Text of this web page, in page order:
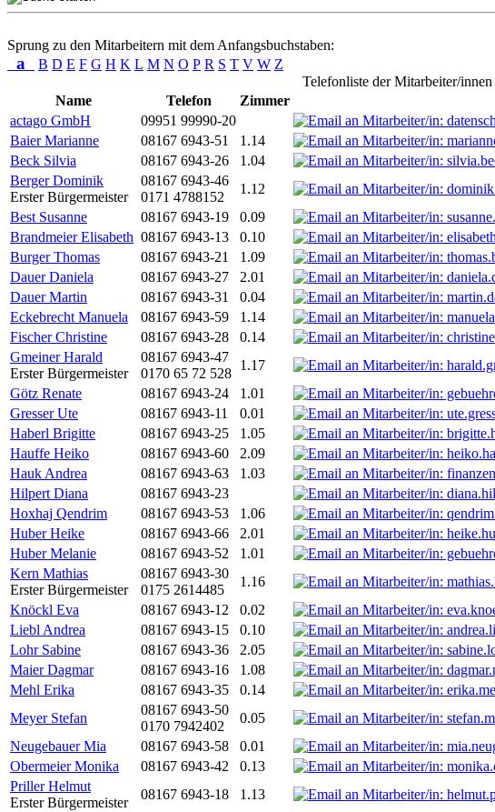
Sprung zu den Mitarbeitern mit dem Anfangsbuchstaben:
a B D E F G H K L M N O P R S T V W Z
Telefonliste der Mitarbeiter/
Name
Telefon Zimmer
actago GmbH
09951 99990-20
Baier Marianne
08167 6943-51 1.14
Beck Silvia
08167 6943-26 1.04
Berger Dominik
Erster Bürgermeister
08167 6943-46
0171 4788152
1.12
Best Susanne
08167 6943-19 0.09
Brandmeier Elisabeth 08167 6943-13 0.10
Burger Thomas
08167 6943-21 1.09
Dauer Daniela
08167 6943-27 2.01
Dauer Martin
08167 6943-31 0.04
Eckebrecht Manuela
08167 6943-59 1.14
Fischer Christine
08167 6943-28 0.14
Gmeiner Harald
Erster Bürgermeister
08167 6943-47
0170 65 72 528
1.17
Götz Renate
08167 6943-24 1.01
Gresser Ute
08167 6943-11 0.01
Haberl Brigitte
08167 6943-25 1.05
Hauffe Heiko
08167 6943-60 2.09
Hauk Andrea
08167 6943-63 1.03
Hilpert Diana
08167 6943-23
Hoxhaj Qendrim
08167 6943-53 1.06
Huber Heike
08167 6943-66 2.01
Huber Melanie
08167 6943-52 1.01
Kern Mathias
Erster Bürgermeister
08167 6943-30
0175 2614485
1.16
Knöckl Eva
08167 6943-12 0.02
Liebl Andrea
08167 6943-15 0.10
Lohr Sabine
08167 6943-36 2.05
Maier Dagmar
08167 6943-16 1.08
Mehl Erika
08167 6943-35 0.14
Meyer Stefan
08167 6943-50
0170 7942402
0.05
Neugebauer Mia
08167 6943-58 0.01
Obermeier Monika
08167 6943-42 0.13
Priller Helmut
Erster Bürgermeister
08167 6943-18 1.13